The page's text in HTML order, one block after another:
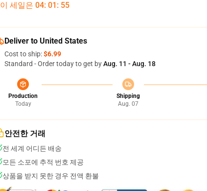
이 세일은 04: 01 : 54
Deliver to United States
Cost to ship:$6.99
Standard - Order today to get byAug. 11 - Aug. 18
Production
Today
Shipping
Aug. 07
안전한 거래
전 세계 어디든 배송
모든 소포에 추적 번호 제공
상품을 받지 못한 경우 전액 환불